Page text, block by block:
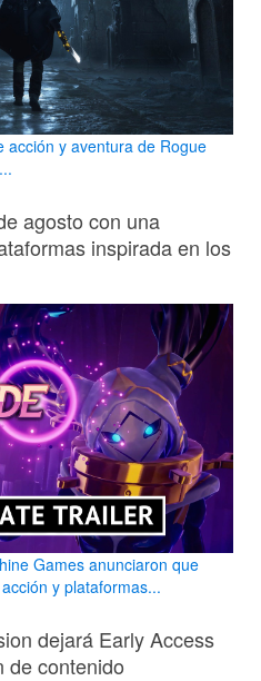
acción y aventura de Rogue
agosto con una
inspirada en los
Games anunciaron que
y plataformas...
dejará Early Access
de contenido